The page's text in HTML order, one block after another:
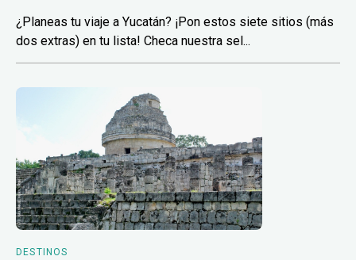
¿Planeas tu viaje a Yucatán? ¡Pon estos siete sitios (más
dos extras) en tu lista! Checa nuestra sel...
DESTINOS